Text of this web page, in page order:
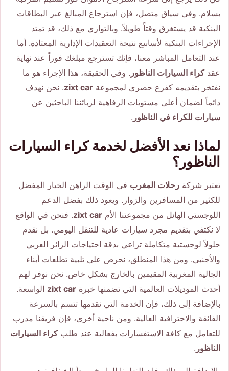
بسلام. وفي سياق متصل، فإن استرجاع المبالغ عبر البطاقات
البنكية قد يستغرق وقتاً طويلاً. وبالتوازي مع ذلك، قد تمتد
الإجراءات البنكية لأسابيع نتيجة التعقيدات الإدارية المعتادة. أما
عند التعامل المباشر معنا، فإنك تسترجع مبلغك فوراً عند نهاية
عقدكراء السيارات الناظور . وفي الحقيقة، هذا الإجراء هو ما
نفتخر بتقديمه كفرع حصري لمجموعة zixt car. نحن نهدف
دائماً لضمان أعلى مستويات الرفاهية لزبائننا الباحثين عن
سيارات للكراء في الناظور .
لماذا نعد الأفضل لخدمة كراء السيارات
الناظور؟
تعتبر شركة رحلات المغرب في الوقت الراهن الخيار المفضل
للكثير من المسافرين والزوار. ويعود ذلك بفضل الدعم
اللوجستي الهائل من مجموعتنا الأم zixt car. فنحن في الواقع
لا نكتفي بتقديم مجرد سيارات عادية للتنقل اليومي. بل نقدم
حلولاً لوجستية متكاملة تراعي بدقة احتياجات الزائر العربي
والأجنبي. ومن هذا المنطلق، نحرص على تلبية تطلعات أبناء
الجالية المغربية المقيمين بالخارج بشكل خاص. نحن نوفر لهم
أحدث الموديلات العالمية التي تضمنها خبرة zixt car الواسعة.
بالإضافة إلى ذلك، فإن الخدمة التي نقدمها تتسم بالسرعة
الفائقة والاحترافية العالية. ومن ناحية أخرى، فإن فريقنا مدرب
للتعامل مع كافة الاستفسارات بفعالية عند طلبكراء السيارات
الناظور .